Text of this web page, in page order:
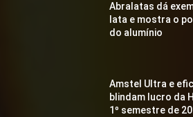
Abralatas dá
lata e mostra o
do alumínio
Amstel Ultra e
blindam lucro da
1º semestre de